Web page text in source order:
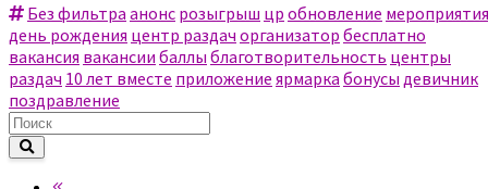
Без фильтра анонс розыгрыш цр обновление мероприятия
день рождения центр раздач организатор бесплатно
вакансия вакансии баллы благотворительность центры
раздач 10 лет вместе приложение ярмарка бонусы девичник
поздравление